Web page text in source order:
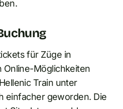
für Züge in
Online-Möglichkeiten
Train unter
einfacher geworden. Die